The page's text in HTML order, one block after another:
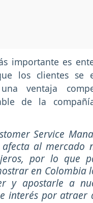
importante es
los clientes se
ventaja
de la
Service
al mercado
por lo que
en Colombia
y apostarle a
interés por atraer